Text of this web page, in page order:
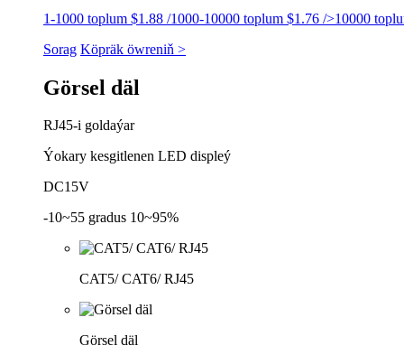
1-1000 toplum $1.88 /1000-10000 toplum $1.76 />10000
Sorag Köpräk öwreniň >
Görsel däl
RJ45-i goldaýar
Ýokary kesgitlenen LED displeý
DC15V
-10~55 gradus 10~95%
CAT5/ CAT6/ RJ45
Görsel däl